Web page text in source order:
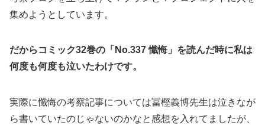
集めようとしています。
だからコミック32巻の「No.337 懺悔」を読んだ時に私は
何度も何度も泣いたわけです。
実際に懺悔の考察記事については冨樫義博先生は泣きなが
ら書いていたのじゃないのかなと感想を入れてましたが、